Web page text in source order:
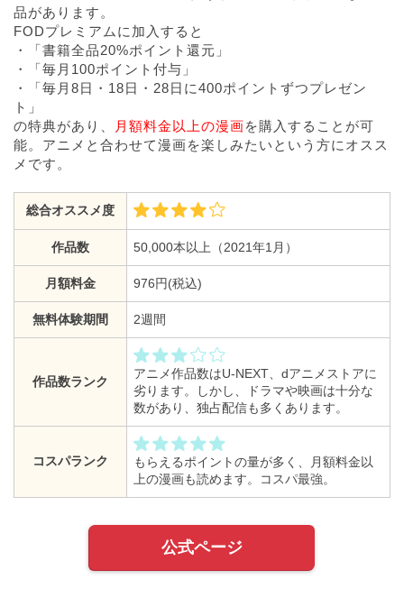
品があります。
FODプレミアムに加入すると
・「書籍全品20%ポイント還元」
・「毎月100ポイント付与」
・「毎月8日・18日・28日に400ポイントずつプレゼン
ト」
の特典があり、
月額料金以上の漫画を購入することが可
能。アニメと合わせて漫画を楽しみたいという方にオスス
メです。
総合オススメ度
作品数 50,000本以上（2021年1月）
月額料金 976円(税込)
無料体験期間 2週間
作品数ランク
アニメ作品数はU-NEXT、dアニメストアに
劣ります。しかし、ドラマや映画は十分な
数があり、独占配信も多くあります。
コスパランク
もらえるポイントの量が多く、月額料金以
上の漫画も読めます。コスパ最強。
公式ページ